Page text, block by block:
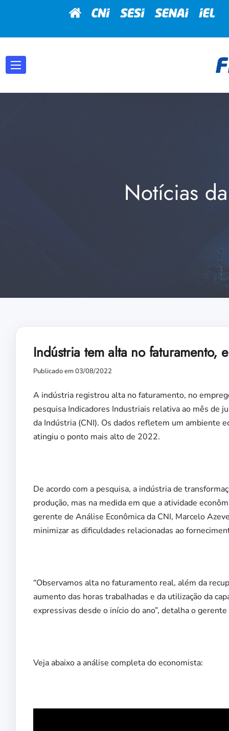
Notícias
Indústria tem alta no faturamento,
Publicado em 03/08/2022
A indústria registrou alta no faturamento, no
pesquisa Indicadores Industriais relativa ao mês de
da Indústria (CNI). Os dados refletem um ambiente
atingiu o ponto mais alto de 2022.
De acordo com a pesquisa, a indústria de
produção, mas na medida em que a atividade
gerente de Análise Econômica da CNI, Marcelo
minimizar as dificuldades relacionadas ao
“Observamos alta no faturamento real, além da
aumento das horas trabalhadas e da utilização da
expressivas desde o início do ano”, detalha o gerente
Veja abaixo a análise completa do economista: